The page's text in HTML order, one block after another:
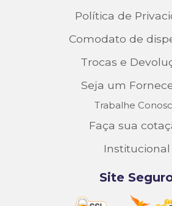
Política de
Comodato de
Trocas e
Seja um
Trabalhe
Faça sua
Institucional
Site